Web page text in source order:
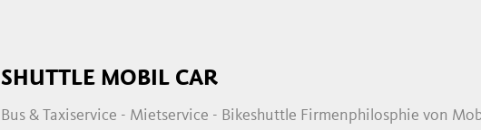
SHUTTLE MOBIL CAR
Bus & Taxiservice - Mietservice - Bikeshuttle Firmenphilosphie von